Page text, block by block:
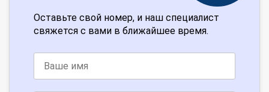
Оставьте свой номер, и наш специалист
свяжется с вами в ближайшее время.